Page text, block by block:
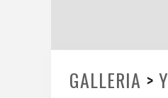
GALLERIA >